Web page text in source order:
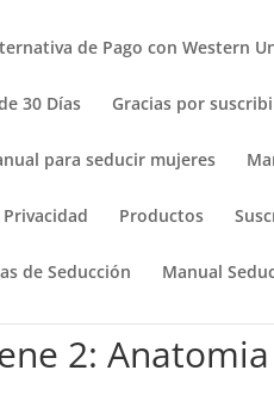
de Pago con Western
30 Días Gracias por
para seducir mujeres
Privacidad Productos
de Seducción Manual
2: